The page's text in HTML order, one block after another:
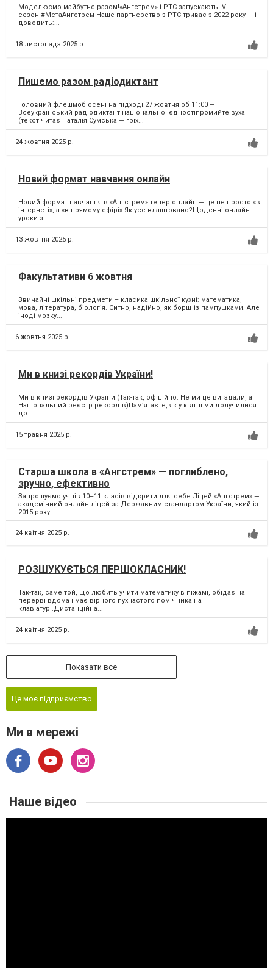
Моделюємо майбутнє разом!«Ангстрем» і PTC запускають IV
сезон #МетаАнгстрем Наше партнерство з PTC триває з 2022 року — і
доводить:...
18 листопада 2025 р.
Пишемо разом радіодиктант
Головний флешмоб осені на підході!27 жовтня об 11:00 —
Всеукраїнський радіодиктант національної єдностіпромийте вуха
(текст читає Наталія Сумська — гріх...
24 жовтня 2025 р.
Новий формат навчання онлайн
Новий формат навчання в «Ангстрем»:тепер онлайн — це не просто «в
інтернеті», а «в прямому ефірі».Як усе влаштовано?Щоденні онлайн-
уроки з...
13 жовтня 2025 р.
Факультативи 6 жовтня
Звичайні шкільні предмети – класика шкільної кухні: математика,
мова, література, біологія. Ситно, надійно, як борщ із пампушками. Але
іноді мозку...
6 жовтня 2025 р.
Ми в книзі рекордів України!
Ми в книзі рекордів України!(Так-так, офіційно. Не ми це вигадали, а
Національний реєстр рекордів)Пам’ятаєте, як у квітні ми долучилися
до...
15 травня 2025 р.
Старша школа в «Ангстрем» — поглиблено,
зручно, ефективно
Запрошуємо учнів 10–11 класів відкрити для себе Ліцей «Ангстрем» —
академічний онлайн-ліцей за Державним стандартом України, який із
2015 року...
24 квітня 2025 р.
РОЗШУКУЄТЬСЯ ПЕРШОКЛАСНИК!
Так-так, саме той, що любить учити математику в піжамі, обідає на
перерві вдома і має вірного пухнастого помічника на
клавіатурі.Дистанційна...
24 квітня 2025 р.
Показати все
Це моє підприємство
Ми в мережі
Наше відео